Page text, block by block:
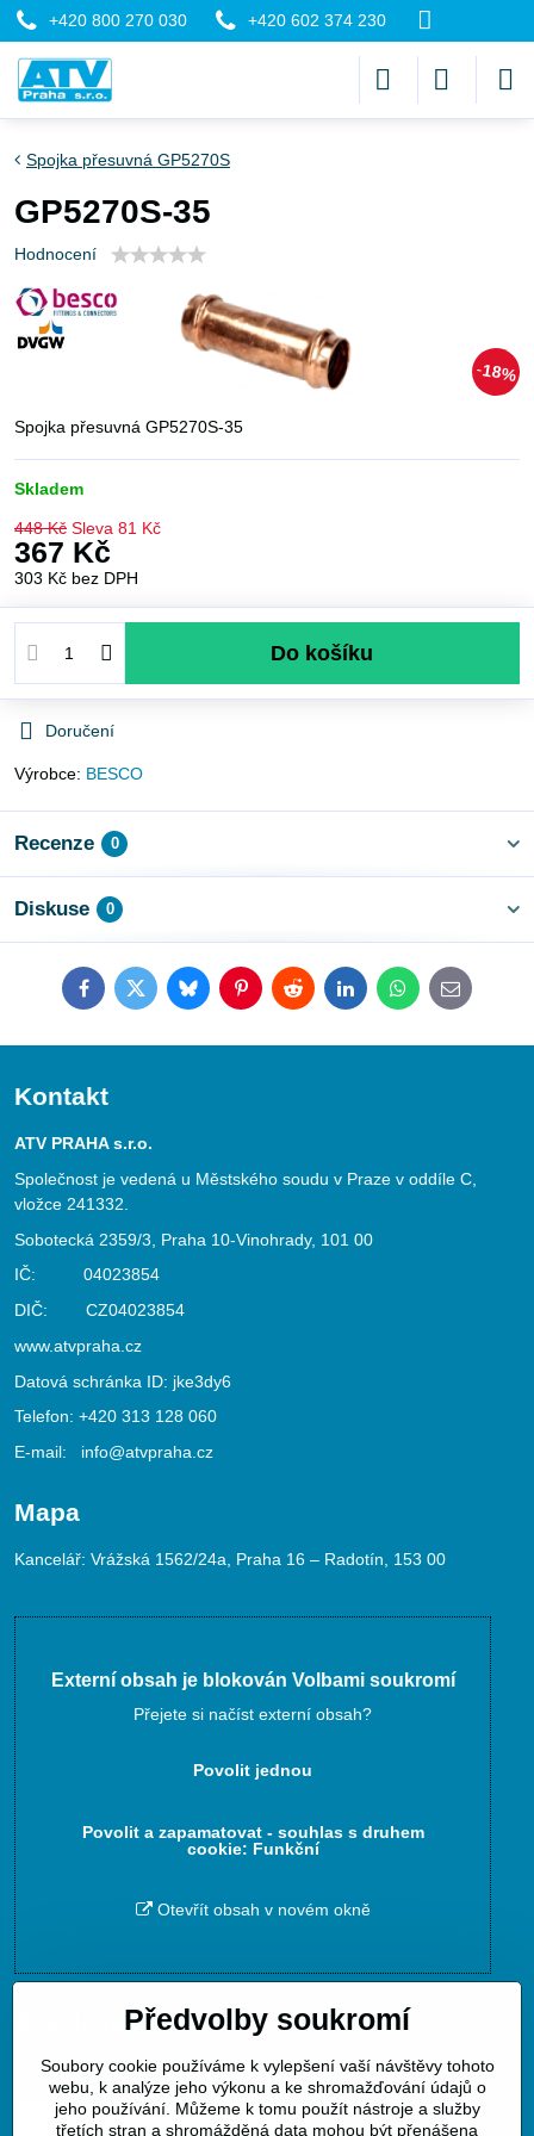
+420 800 270 030 +420 602 374 230
18%
Spojka přesuvná GP5270S
GP5270S-35
Hodnocení
Spojka přesuvná GP5270S-35
Skladem
448 Kč Sleva 81 Kč
367 Kč
303 Kč bez DPH
Do košíku
Doručení
Výrobce: BESCO
Recenze 0
Diskuse 0
FacebookTwitterBlueskyPinterestRedditLinkedInWhatsApp
E-
mail
Kontakt
ATV PRAHA s.r.o.
Společnost je vedená u Městského soudu v Praze v oddíle C,
vložce 241332.
Sobotecká 2359/3, Praha 10-Vinohrady, 101 00
IČ: 04023854
DIČ: CZ04023854
www.atvpraha.cz
Datová schránka ID: jke3dy6
Telefon: +420 313 128 060
E-mail: info@atvpraha.cz
Mapa
Kancelář: Vrážská 1562/24a, Praha 16 – Radotín, 153 00
Externí obsah je blokován Volbami soukromí
Přejete si načíst externí obsah?
Povolit jednou
Povolit a zapamatovat - souhlas s druhem
cookie: Funkční
Otevřít obsah v novém okně
Zavoláme Vám zpět
Váš telefon*
Předvolby soukromí
Soubory cookie používáme k vylepšení vaší návštěvy tohoto
webu, k analýze jeho výkonu a ke shromažďování údajů o
jeho používání. Můžeme k tomu použít nástroje a služby
třetích stran a shromážděná data mohou být přenášena